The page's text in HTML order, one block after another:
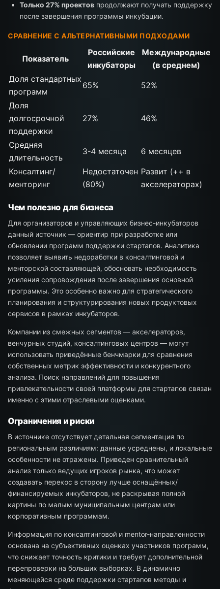
Только 27% проектов продолжают получать поддержку
после завершения программы инкубации.
СРАВНЕНИЕ С АЛЬТЕРНАТИВНЫМИ ПОДХОДАМИ
Показатель
Российские
инкубаторы
Международные
(в среднем)
Доля стандартных
программ
65% 52%
Доля
долгосрочной
поддержки
27% 46%
Средняя
длительность
3-4 месяца 6 месяцев
Консалтинг/
менторинг
Недостаточен
(80%)
Развит (++ в
акселераторах)
Чем полезно для бизнеса
Для организаторов и управляющих бизнес-инкубаторов
данный источник — ориентир при разработке или
обновлении программ поддержки стартапов. Аналитика
позволяет выявить недоработки в консалтинговой и
менторской составляющей, обосновать необходимость
усиления сопровождения после завершения основной
программы. Это особенно важно для стратегического
планирования и структурирования новых продуктовых
сервисов в рамках инкубаторов.
Компании из смежных сегментов — акселераторов,
венчурных студий, консалтинговых центров — могут
использовать приведённые бенчмарки для сравнения
собственных метрик эффективности и конкурентного
анализа. Поиск направлений для повышения
привлекательности своей платформы для стартапов связан
именно с этими отраслевыми оценками.
Ограничения и риски
В источнике отсутствует детальная сегментация по
региональным различиям: данные усреднены, и локальные
особенности не отражены. Приведен сравнительный
анализ только ведущих игроков рынка, что может
создавать перекос в сторону лучше оснащённых/
финансируемых инкубаторов, не раскрывая полной
картины по малым муниципальным центрам или
корпоративным программам.
Информация по консалтинговой и mentor-направленности
основана на субъективных оценках участников программ,
что снижает точность критики и требует дополнительной
перепроверки на больших выборках. В динамично
меняющейся среде поддержки стартапов методы и